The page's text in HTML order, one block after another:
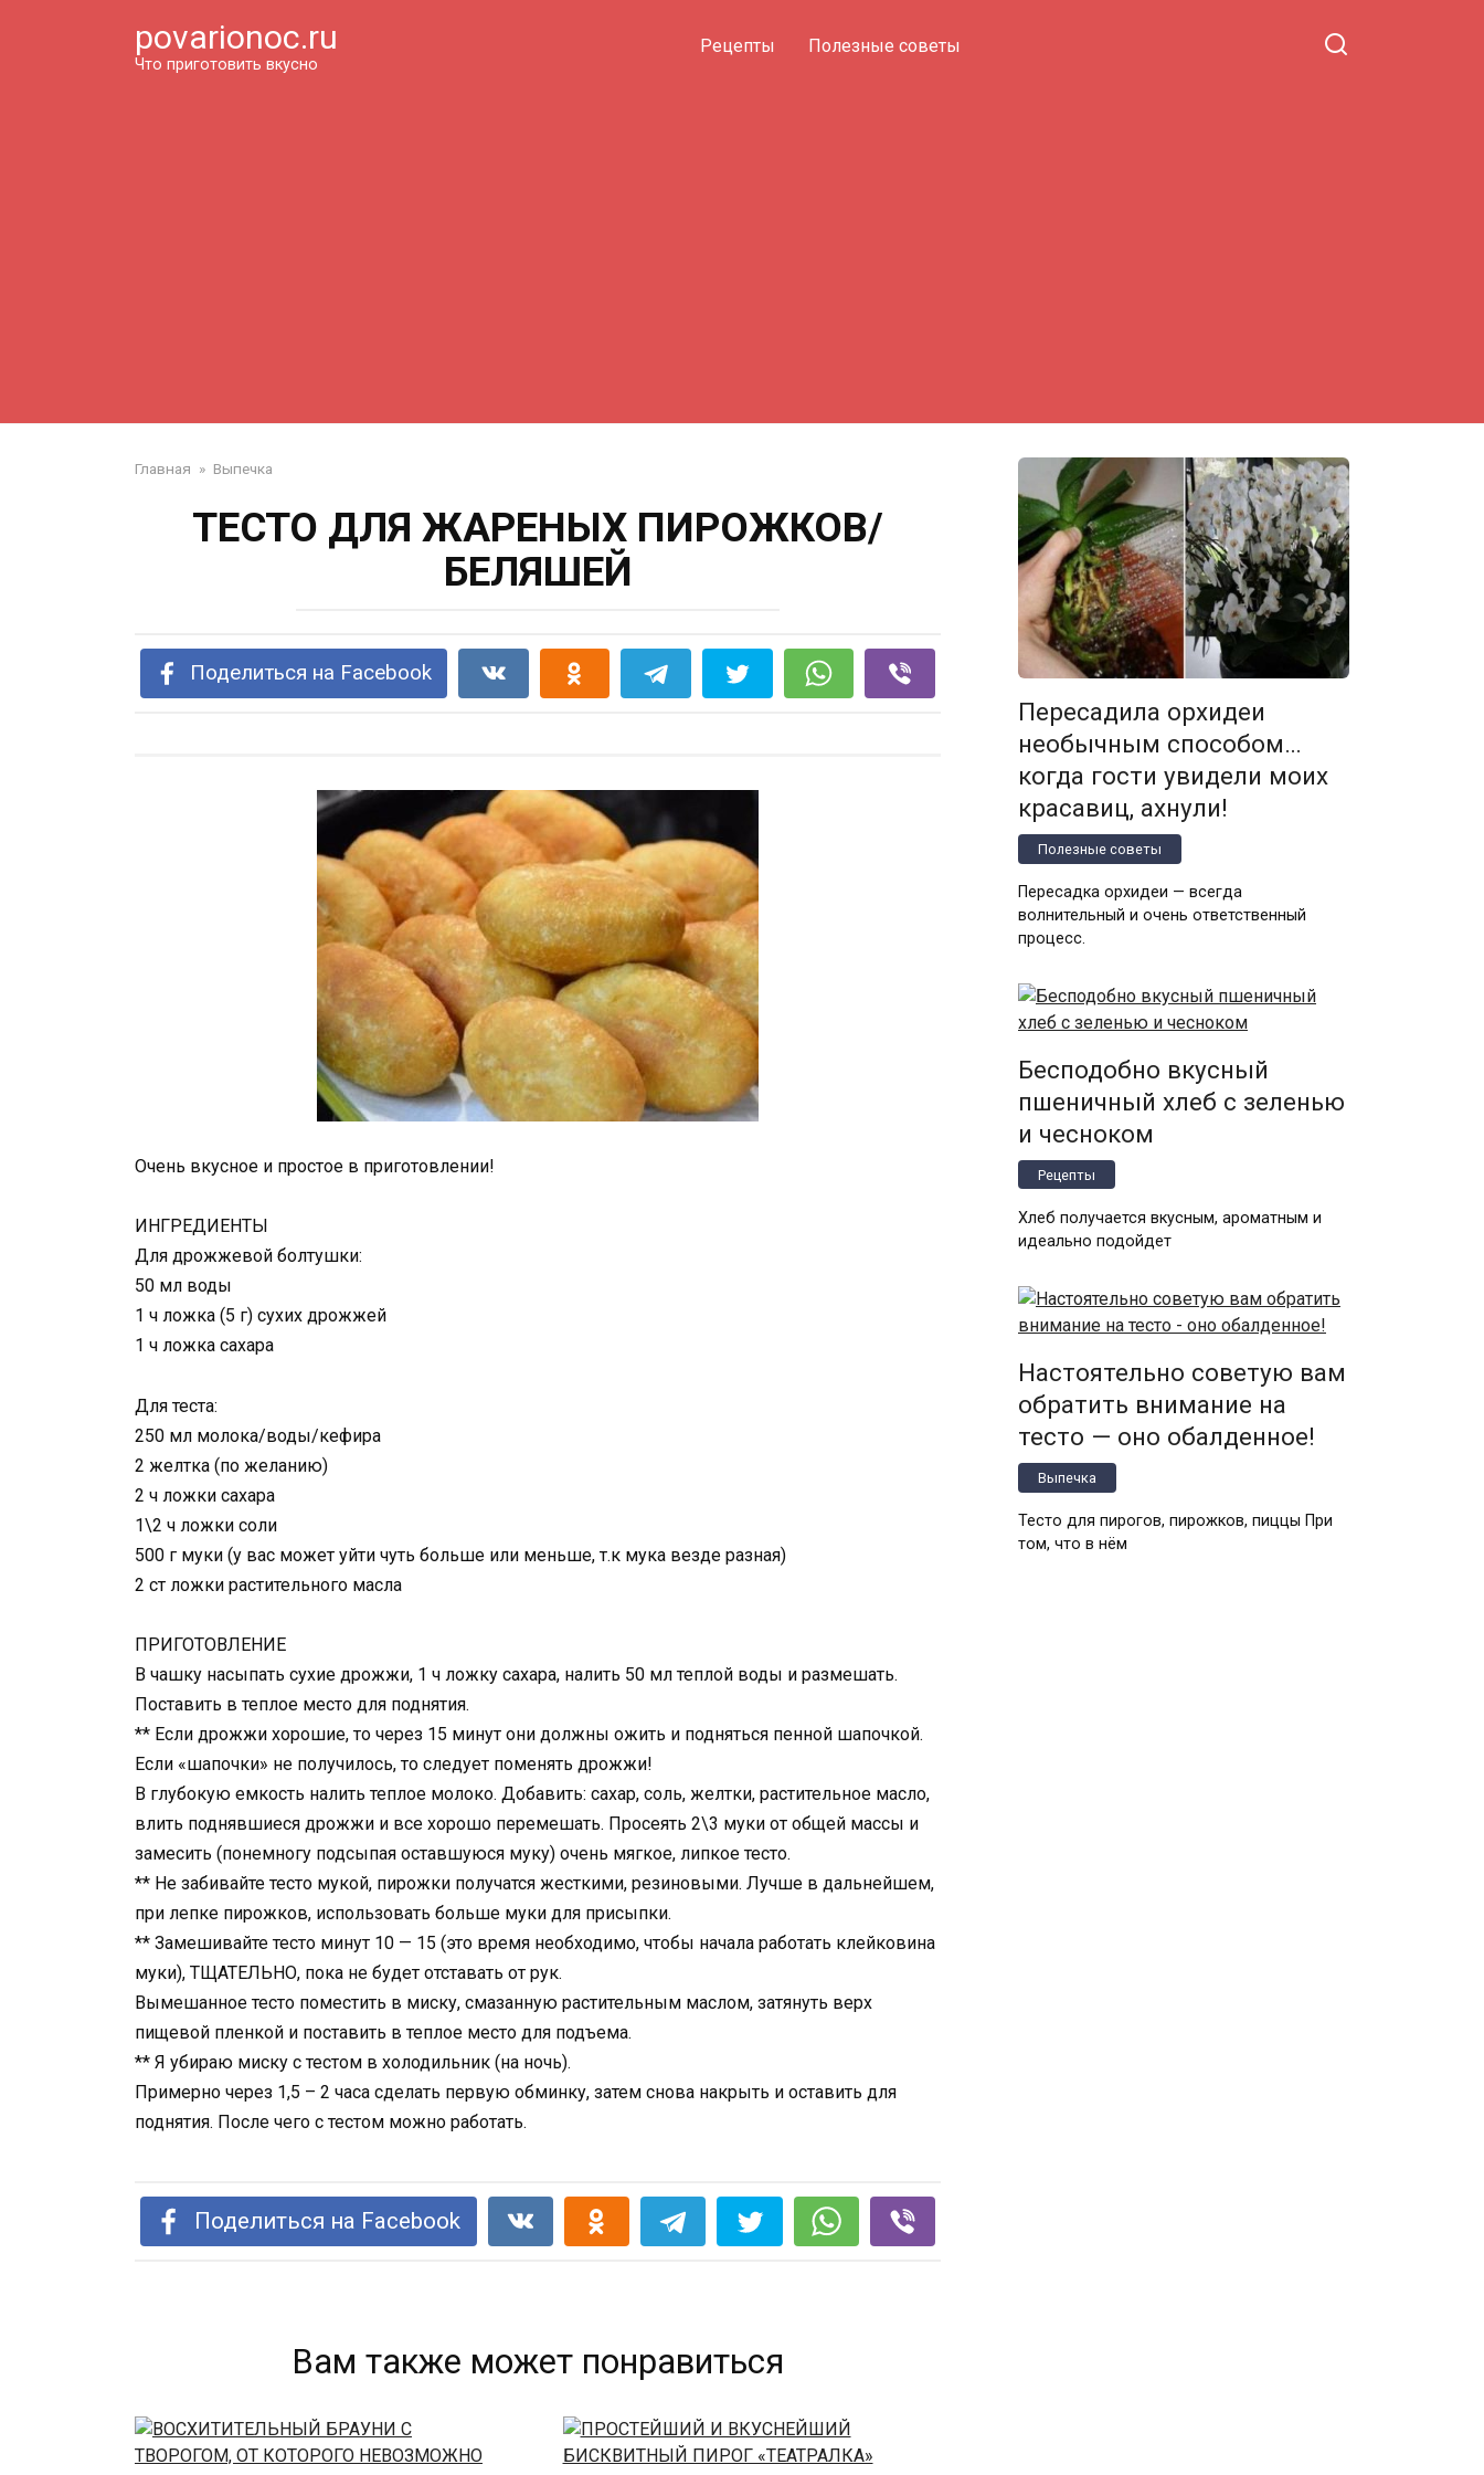
povarionoc.ru
Что приготовить вкусно
Рецепты Полезные советы
Главная » Выпечка
ТЕСТО ДЛЯ ЖАРЕНЫХ ПИРОЖКОВ/
БЕЛЯШЕЙ
Поделиться на Facebook
Очень вкусное и простое в приготовлении!
ИНГРЕДИЕНТЫ
Для дрожжевой болтушки:
50 мл воды
1 ч ложка (5 г) сухих дрожжей
1 ч ложка сахара
Для теста:
250 мл молока/воды/кефира
2 желтка (по желанию)
2 ч ложки сахара
1\2 ч ложки соли
500 г муки (у вас может уйти чуть больше или меньше, т.к мука везде разная)
2 ст ложки растительного масла
ПРИГОТОВЛЕНИЕ
В чашку насыпать сухие дрожжи, 1 ч ложку сахара, налить 50 мл теплой воды и размешать.
Поставить в теплое место для поднятия.
** Если дрожжи хорошие, то через 15 минут они должны ожить и подняться пенной шапочкой.
Если «шапочки» не получилось, то следует поменять дрожжи!
В глубокую емкость налить теплое молоко. Добавить: сахар, соль, желтки, растительное масло,
влить поднявшиеся дрожжи и все хорошо перемешать. Просеять 2\3 муки от общей массы и
замесить (понемногу подсыпая оставшуюся муку) очень мягкое, липкое тесто.
** Не забивайте тесто мукой, пирожки получатся жесткими, резиновыми. Лучше в дальнейшем,
при лепке пирожков, использовать больше муки для присыпки.
** Замешивайте тесто минут 10 — 15 (это время необходимо, чтобы начала работать клейковина
муки), ТЩАТЕЛЬНО, пока не будет отставать от рук.
Вымешанное тесто поместить в миску, смазанную растительным маслом, затянуть верх
пищевой пленкой и поставить в теплое место для подъема.
** Я убираю миску с тестом в холодильник (на ночь).
Примерно через 1,5 – 2 часа сделать первую обминку, затем снова накрыть и оставить для
поднятия. После чего с тестом можно работать.
Поделиться на Facebook
Вам также может понравиться
Пересадила орхидеи
необычным способом…
когда гости увидели моих
красавиц, ахнули!
Полезные советы
Пересадка орхидеи — всегда
волнительный и очень ответственный
процесс.
Бесподобно вкусный
пшеничный хлеб с зеленью
и чесноком
Рецепты
Хлеб получается вкусным, ароматным и
идеально подойдет
Настоятельно советую вам
обратить внимание на
тесто — оно обалденное!
Выпечка
Тесто для пирогов, пирожков, пиццы При
том, что в нём